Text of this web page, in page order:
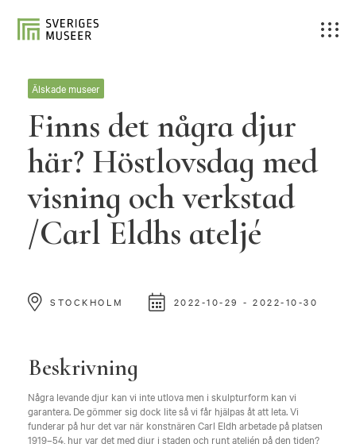
Älskade museer
Finns det några djur
här? Höstlovsdag med
visning och verkstad
/Carl Eldhs ateljé
STOCKHOLM 2022-10-29 - 2022-10-30
Beskrivning
Några levande djur kan vi inte utlova men i skulpturform kan vi
garantera. De gömmer sig dock lite så vi får hjälpas åt att leta. Vi
funderar på hur det var när konstnären Carl Eldh arbetade på platsen
1919–54, hur var det med djur i staden och runt ateljén på den tiden?